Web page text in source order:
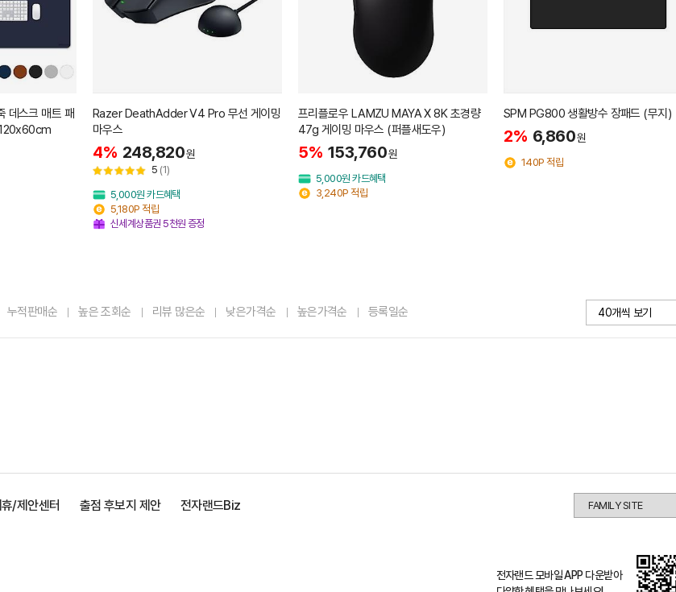
데스크 매트 패
Razer DeathAdder V4 Pro 무선 게이밍
마우스
4% 248,820원
5 (1)
5,000원 카드혜택
5,180P 적립
신세계상품권 5천원 증정
프리플로우 LAMZU MAYA X 8K 초경량
47g 게이밍 마우스 (퍼플새도우)
5% 153,760원
5,000원 카드혜택
3,240P 적립
SPM PG800 생활방수 장패드 (무지)
2% 6,860원
140P 적립
누적판매순 높은 조회순 리뷰 많은순 낮은가격순 높은가격순 등록일순
/제안센터 출점 후보지 제안 전자랜드Biz
전자랜드 모바일 APP 다운받아